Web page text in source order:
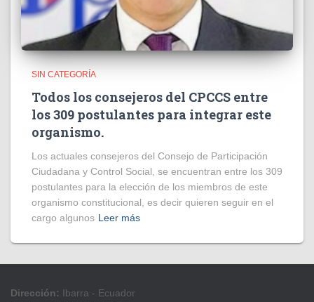
SIN CATEGORÍA
Todos los consejeros del CPCCS entre
los 309 postulantes para integrar este
organismo.
Los actuales consejeros del Consejo de Participación
Ciudadana y Control Social, se encuentran entre los 309
postulantes para la elección de los miembros de este
organismo constitucional, es decir quieren seguir en el
cargo algunos Leer más
Dirección: Ibarra - Ecuador